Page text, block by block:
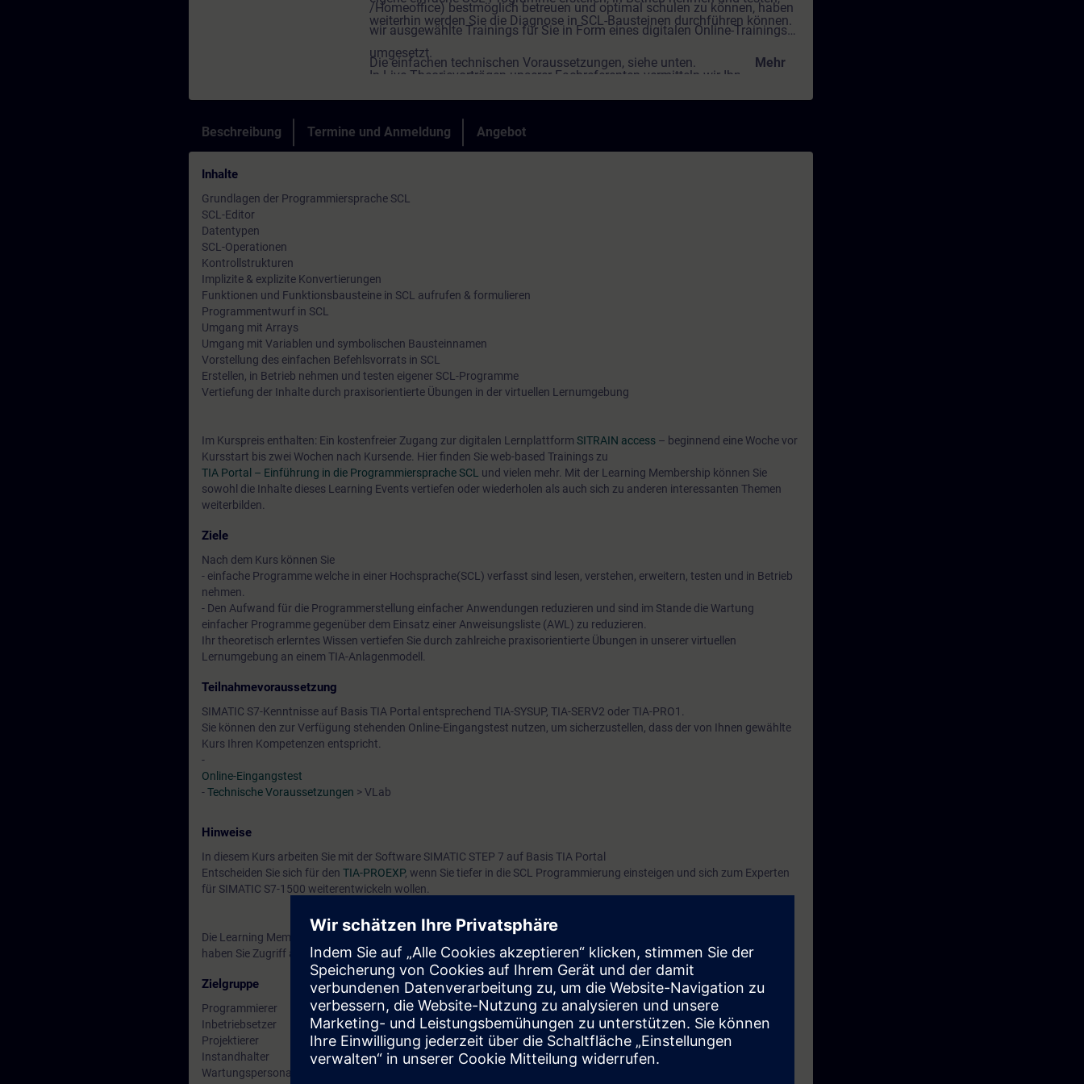
weiterhin werden Sie die Diagnose in SCL-Bausteinen durchführen können.
/Homeoffice) bestmöglich betreuen und optimal schulen zu können, haben
wir ausgewählte Trainings für Sie in Form eines digitalen Online-Trainings
umgesetzt.
In Live-Theorievorträgen unserer Fachreferenten vermitteln wir Ihnen, unter
Zuhilfenahme unserer virtuellen Lernumgebung für praktische Übungen,
praxisnah vollumfänglich die in den Lernzielen beschriebenen
Trainingsinhalte. In unserem virtuellen Klassenzimmer steht Ihnen unser
Die einfachen technischen Voraussetzungen, siehe unten. Mehr
Beschreibung Termine und Anmeldung Angebot
Inhalte
Grundlagen der Programmiersprache SCL
SCL-Editor
Datentypen
SCL-Operationen
Kontrollstrukturen
Implizite & explizite Konvertierungen
Funktionen und Funktionsbausteine in SCL aufrufen & formulieren
Programmentwurf in SCL
Umgang mit Arrays
Umgang mit Variablen und symbolischen Bausteinnamen
Vorstellung des einfachen Befehlsvorrats in SCL
Erstellen, in Betrieb nehmen und testen eigener SCL-Programme
Vertiefung der Inhalte durch praxisorientierte Übungen in der virtuellen Lernumgebung
Im Kurspreis enthalten: Ein kostenfreier Zugang zur digitalen Lernplattform SITRAIN access – beginnend eine Woche vor
Kursstart bis zwei Wochen nach Kursende. Hier finden Sie web-based Trainings zu
TIA Portal – Einführung in die Programmiersprache SCL und vielen mehr. Mit der Learning Membership können Sie
sowohl die Inhalte dieses Learning Events vertiefen oder wiederholen als auch sich zu anderen interessanten Themen
weiterbilden.
Ziele
Nach dem Kurs können Sie
- einfache Programme welche in einer Hochsprache(SCL) verfasst sind lesen, verstehen, erweitern, testen und in Betrieb
nehmen.
- Den Aufwand für die Programmerstellung einfacher Anwendungen reduzieren und sind im Stande die Wartung
einfacher Programme gegenüber dem Einsatz einer Anweisungsliste (AWL) zu reduzieren.
Ihr theoretisch erlerntes Wissen vertiefen Sie durch zahlreiche praxisorientierte Übungen in unserer virtuellen
Lernumgebung an einem TIA-Anlagenmodell.
Teilnahmevoraussetzung
SIMATIC S7-Kenntnisse auf Basis TIA Portal entsprechend TIA-SYSUP, TIA-SERV2 oder TIA-PRO1.
Sie können den zur Verfügung stehenden Online-Eingangstest nutzen, um sicherzustellen, dass der von Ihnen gewählte
Kurs Ihren Kompetenzen entspricht.
-
Online-Eingangstest
-Technische Voraussetzungen > VLab
Hinweise
In diesem Kurs arbeiten Sie mit der Software SIMATIC STEP 7 auf Basis TIA Portal
Entscheiden Sie sich für den TIA-PROEXP, wenn Sie tiefer in die SCL Programmierung einsteigen und sich zum Experten
für SIMATIC S7-1500 weiterentwickeln wollen.
Die Learning Membership beginnt 7 Tage vor Kursbeginn und endet 14 Tage nach Kursende. Während dieses Zeitraums
haben Sie Zugriff auf alle der über 480 verfügbaren web-based Trainings.
Zielgruppe
Programmierer
Inbetriebsetzer
Projektierer
Instandhalter
Wartungspersonal